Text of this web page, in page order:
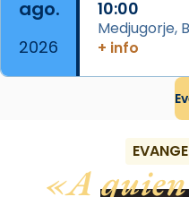
ago.
2026
10:00
Medjugorje,
+ info
A